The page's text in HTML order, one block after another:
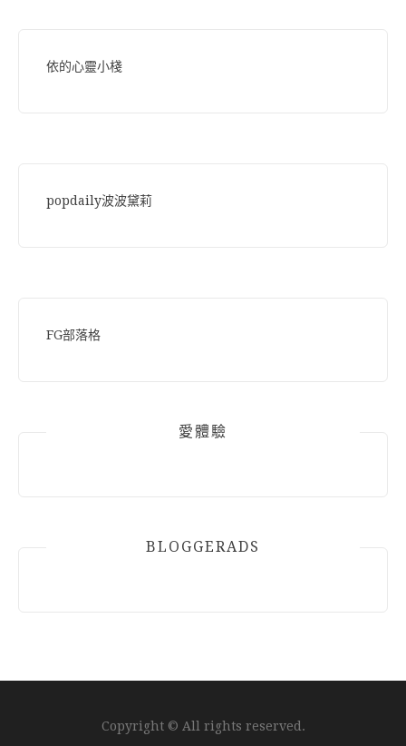
依的心靈小棧
popdaily波波黛莉
FG部落格
愛體驗
BLOGGERADS
Copyright © All rights reserved.